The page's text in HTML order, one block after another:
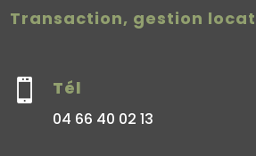
Transaction, gestion
 Tél
04 66 40 02 13